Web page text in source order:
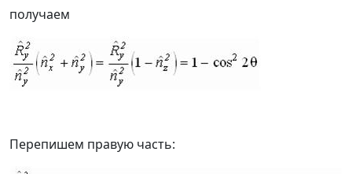
получаем
Перепишем правую часть: